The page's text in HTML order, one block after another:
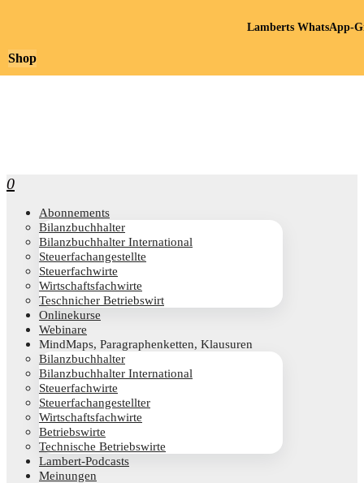
0
Abon­ne­ments
Bilanz­buch­hal­ter
Bilanz­buch­hal­ter International
Steu­er­fach­an­ge­stell­te
Steu­er­fach­wir­te
Wirt­schafts­fach­wir­te
Teschni­cher Betriebswirt
Online­kur­se
Web­i­na­re
Mind­Maps, Para­gra­phen­ket­ten, Klausuren
Bilanz­buch­hal­ter
Bilanz­buch­hal­ter International
Steu­er­fach­wir­te
Steu­er­fach­an­ge­stell­ter
Wirt­schafts­fach­wir­te
Betriebs­wir­te
Tech­ni­sche Betriebswirte
Lam­­bert-Pod­­casts
Mei­nun­gen
Shop
Lamberts WhatsApp-